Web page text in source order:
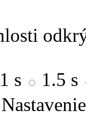
1 s
1.5 s